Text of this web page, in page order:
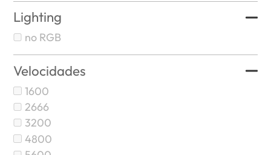
Lighting
no RGB
Velocidades
1600
2666
3200
4800